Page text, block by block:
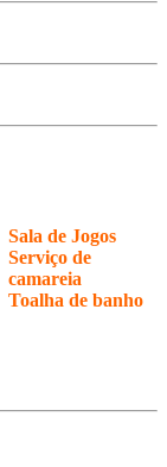
Sala de Jogos
Serviço de
camareia
Toalha de banho